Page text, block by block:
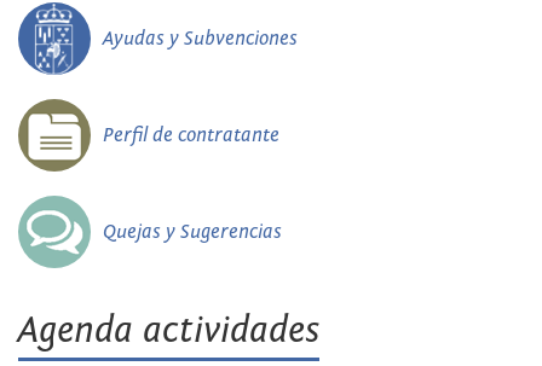
Ayudas y Subvenciones
Perfil de contratante
Quejas y Sugerencias
Agenda actividades